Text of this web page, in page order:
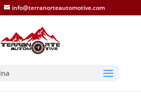
info@terranorteautomotive.com